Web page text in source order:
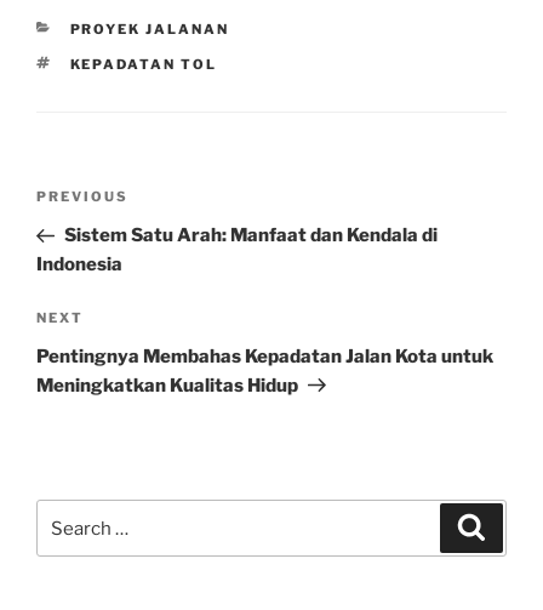
CATEGORIES
PROYEK JALANAN
TAGS
KEPADATAN TOL
Previous
Post
PREVIOUS
Sistem Satu Arah: Manfaat dan Kendala di
Indonesia
Next
Post
NEXT
Pentingnya Membahas Kepadatan Jalan Kota untuk
Meningkatkan Kualitas Hidup
for: